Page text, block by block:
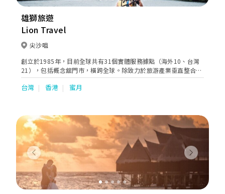
雄獅旅遊
Lion Travel
尖沙咀
創立於1985年，目前全球共有31個實體服務據點（海外10、台灣
21），包括概念舘門市，橫跨全球。除致力於旅游產業垂直整合
外，雄獅旅游導入資訊化與知識管理系統，積極朝生活產業水平擴
展，秉持 "Lion, Enriching Life"，朝向全球華人旅游生活服務第一
台灣 香港 蜜月
Previous Next